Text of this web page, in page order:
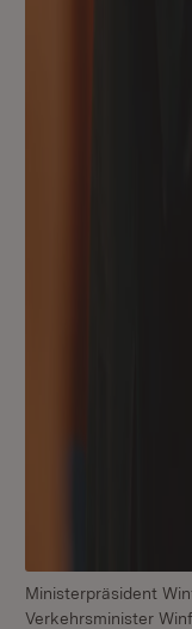
Ministerpräsident
Verkehrsminister